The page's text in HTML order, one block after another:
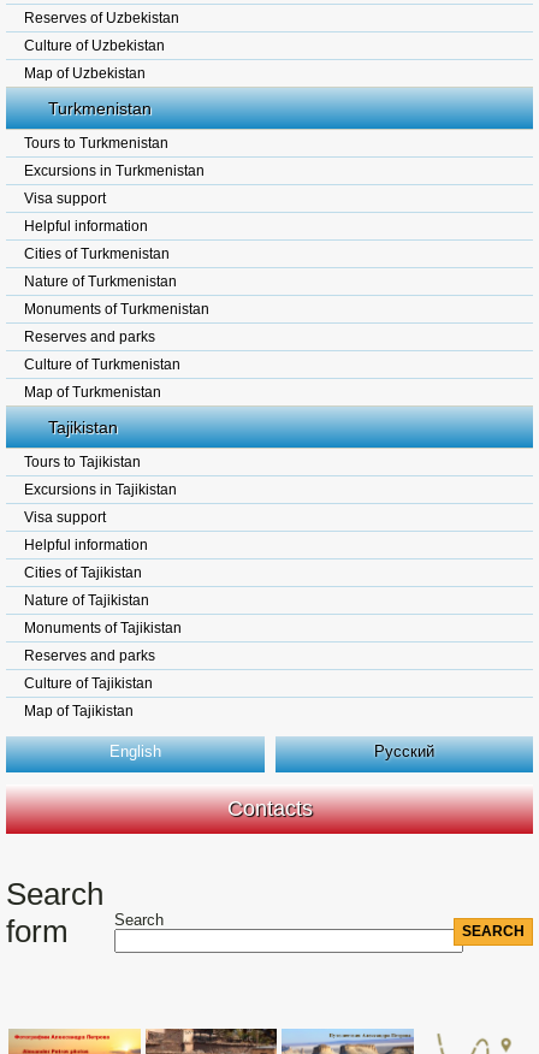
Reserves of Uzbekistan
Culture of Uzbekistan
Map of Uzbekistan
Turkmenistan
Tours to Turkmenistan
Excursions in Turkmenistan
Visa support
Helpful information
Cities of Turkmenistan
Nature of Turkmenistan
Monuments of Turkmenistan
Reserves and parks
Culture of Turkmenistan
Map of Turkmenistan
Tajikistan
Tours to Tajikistan
Excursions in Tajikistan
Visa support
Helpful information
Cities of Tajikistan
Nature of Tajikistan
Monuments of Tajikistan
Reserves and parks
Culture of Tajikistan
Map of Tajikistan
English Русский
Contacts
Search
form
Search